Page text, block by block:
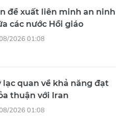
đề xuất liên minh an ninh
các nước Hồi giáo
2026 01:08
lạc quan về khả năng đạt
thuận với Iran
2026 01:08